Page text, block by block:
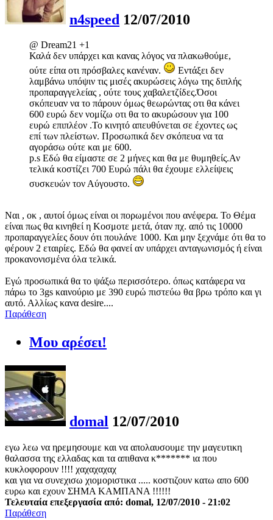
n4speed 12/07/2010
@ Dream21 +1
Καλά δεν υπάρχει και κανας λόγος να πλακωθούμε,
ούτε είπα οτι πρόσβαλες κανέναν.
Εντάξει δεν
λαμβάνω υπόψιν τις μισές ακυρώσεις λόγω της διπλής
προπαραγγελείας , ούτε τους χαβαλετζίδες.Όσοι
σκόπευαν να το πάρουν όμως θεωρώντας οτι θα κάνει
600 ευρώ δεν νομίζω οτι θα το ακυρώσουν για 100
ευρώ επιπλέον .Το κινητό απευθύνεται σε έχοντες ως
επί των πλείστων. Προσωπικά δεν σκόπευα να τα
αγοράσω ούτε και με 600.
p.s Εδώ θα είμαστε σε 2 μήνες και θα με θυμηθείς.Αν
τελικά κοστίζει 700 Ευρώ πάλι θα έχουμε ελλείψεις
συσκευών τον Αύγουστο.
Ναι , οκ , αυτοί όμως είναι οι πορωμένοι που ανέφερα. Το Θέμα
είναι πως θα κινηθεί η Κοσμοτε μετά, όταν πχ. από τις 10000
προπαραγγελίες δουν ότι πουλάνε 1000. Και μην ξεχνάμε ότι θα το
φέρουν 2 εταιρίες. Εδώ θα φανεί αν υπάρχει ανταγωνισμός ή είναι
προκανονισμένα όλα τελικά.
Εγώ προσωπικά θα το ψάξω περισσότερο. όπως κατάφερα να
πάρω το 3gs καινούριο με 390 ευρώ πιστεύω θα βρω τρόπο και γι
αυτό. Αλλίως κανα desire....
Παράθεση
Μου αρέσει!
domal 12/07/2010
εγω λεω να ηρεμησουμε και να απολαυσουμε την μαγευτικη
θαλασσα της ελλαδας και τα απιθανα κ******* ια που
κυκλοφορουν !!!! χαχαχαχαχ
και για να συνεχισω χιομοριστικα ..... κοστιζουν κατω απο 600
ευρω και εχουν ΣΗΜΑ ΚΑΜΠΑΝΑ !!!!!!
Τελευταία επεξεργασία από: domal, 12/07/2010 - 21:02
Παράθεση